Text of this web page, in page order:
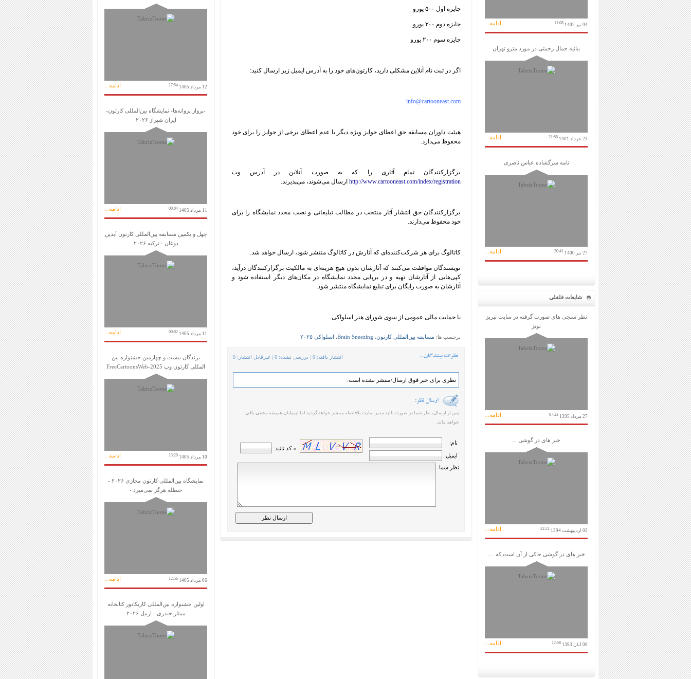
04 تیر 1402 11:08 ادامه...
بیانیه جمال رحمتی در مورد مترو تهران
23 خرداد 1401 21:58 ادامه...
نامه سرگشاده عباس ناصری
27 تیر 1400 20:41 ادامه...
شایعات فلفلی
نظر سنجی های صورت گرفته در سایت تبریز
تونز
27 مرداد 1395 07:23 ادامه...
خبر های در گوشی ...
03 اردیبهشت 1394 22:21 ادامه...
خبر های در گوشی حاکی از آن است که ....
09 آبان 1393 12:58 ادامه...
جایزه اول ۵۰۰ یورو
جایزه دوم ۳۰۰ یورو
جایزه سوم ۲۰۰ یورو
اگر در ثبت نام آنلاین مشکلی دارید، کارتون‌های خود را به آدرس ایمیل زیر ارسال کنید:
info@cartooneast.com
هیئت داوران مسابقه حق اعطای جوایز ویژه دیگر یا عدم اعطای برخی از جوایز را برای خود
محفوظ می‌دارد.
برگزارکنندگان تمام آثاری را که به صورت آنلاین در آدرس وب
http://www.cartooneast.com/index/registration ارسال می‌شوند، می‌پذیرند.
برگزارکنندگان حق انتشار آثار منتخب در مطالب تبلیغاتی و نصب مجدد نمایشگاه را برای
خود محفوظ می‌دارند.
کاتالوگ برای هر شرکت‌کننده‌ای که آثارش در کاتالوگ منتشر شود، ارسال خواهد شد.
نویسندگان موافقت می‌کنند که آثارشان بدون هیچ هزینه‌ای به مالکیت برگزارکنندگان درآید،
کپی‌هایی از آثارشان تهیه و در برپایی مجدد نمایشگاه در مکان‌های دیگر استفاده شود و
آثارشان به صورت رایگان برای تبلیغ نمایشگاه منتشر شود.
با حمایت مالی عمومی از سوی شورای هنر اسلواکی.
برچسب ها: مسابقه بین‌المللی کارتون، Brain Sneezing، اسلواکی ۲۰۲۵
انتشار یافته: 0 | بررسی نشده: 0 | غیرقابل انتشار: 0
نظری برای خبر فوق ارسال/منتشر نشده است.
پس از ارسال، نظر شما در صورت تائید مدیر سایت بلافاصله منتشر خواهد گردید اما ایمیلتان همیشه مخفی باقی
خواهد ماند.
نام:
» کد تائید:
ایمیل:
نظر شما:
12 مرداد 1405 17:54 ادامه...
-پرواز پروانه‌ها- نمایشگاه بین‌المللی کارتون-
ایران شیراز ۲۰۲۶
11 مرداد 1405 00:04 ادامه...
چهل و یکمین مسابقه بین‌المللی کارتون آیدین
دوغان - ترکیه ۲۰۲۶
11 مرداد 1405 00:02 ادامه...
برندگان بیست و چهارمین جشنواره بین
المللی کارتون وب FreeCartoonsWeb-2025
10 مرداد 1405 13:20 ادامه...
نمایشگاه بین‌المللی کارتون مجازی ۲۰۲۶ -
حنظله هرگز نمی‌میرد -
06 مرداد 1405 12:56 ادامه...
اولین جشنواره بین‌المللی کاریکاتور کتابخانه
ممتاز حیدری - اربیل ۲۰۲۶